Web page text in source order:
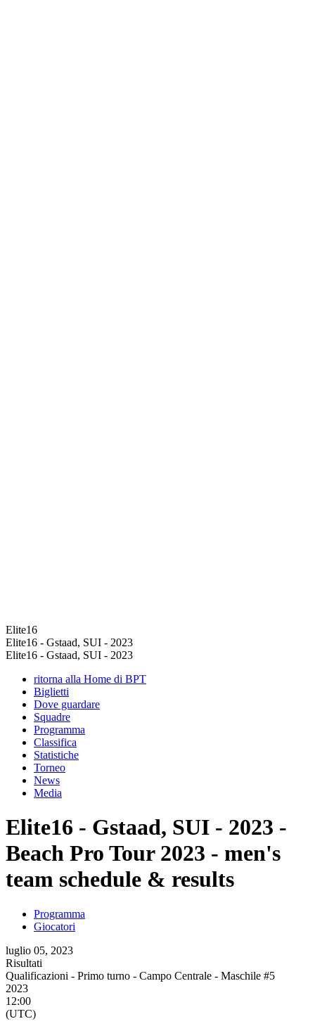
Elite16
Elite16 - Gstaad, SUI - 2023
Elite16 - Gstaad, SUI - 2023
ritorna alla Home di BPT
Biglietti
Dove guardare
Squadre
Programma
Classifica
Statistiche
Torneo
News
Media
Elite16 - Gstaad, SUI - 2023 -
Beach Pro Tour 2023 - men's
team schedule & results
Programma
Giocatori
luglio 05, 2023
Risultati
Qualificazioni - Primo turno - Campo Centrale - Maschile #5
2023
12:00
(UTC)